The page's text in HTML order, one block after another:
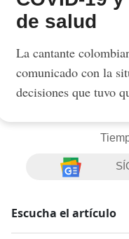
de salud
La cantante
comunicado con la
decisiones que tuvo
Escucha el artículo